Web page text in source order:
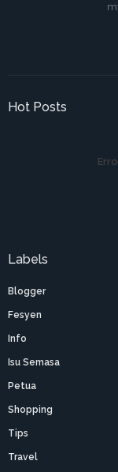
Hot Posts
Labels
Blogger
Fesyen
Info
Isu Semasa
Petua
Shopping
Tips
Travel